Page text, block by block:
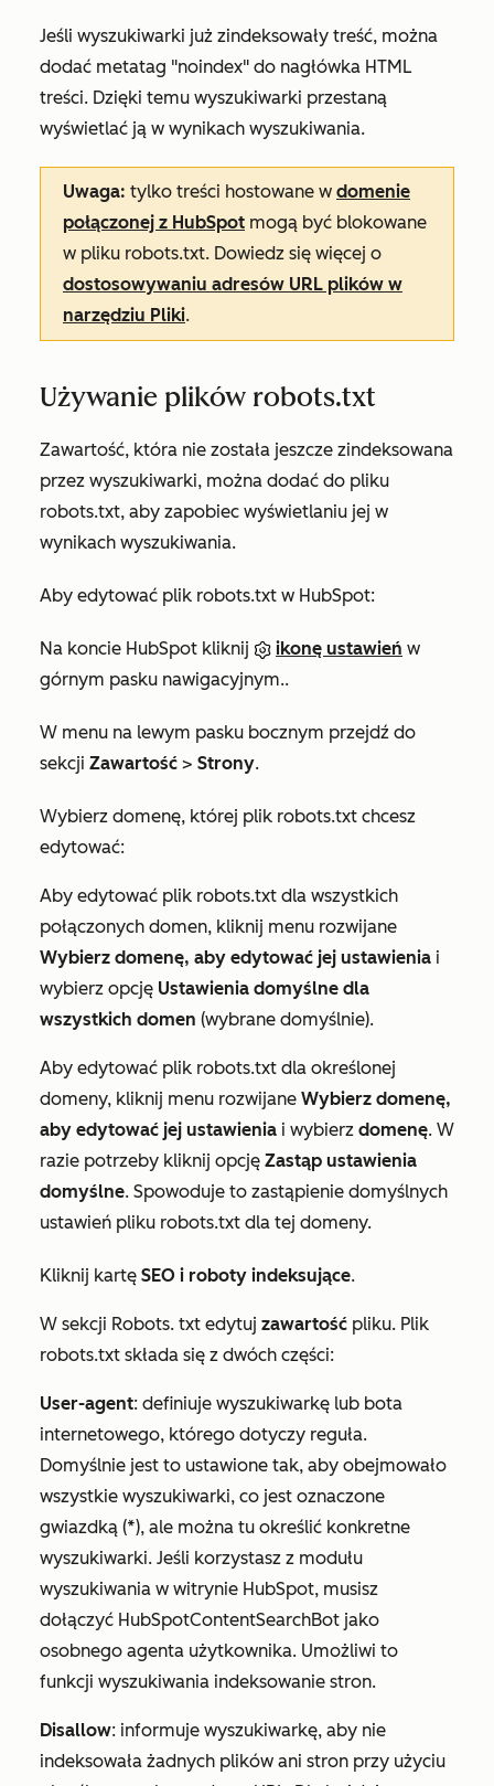
Jeśli wyszukiwarki już zindeksowały treść, można
dodać metatag "noindex" do nagłówka HTML
treści. Dzięki temu wyszukiwarki przestaną
wyświetlać ją w wynikach wyszukiwania.
Uwaga: tylko treści hostowane w domenie
połączonej z HubSpot mogą być blokowane
w pliku robots.txt. Dowiedz się więcej o
dostosowywaniu adresów URL plików w
narzędziu Pliki.
Używanie plików robots.txt
Zawartość, która nie została jeszcze zindeksowana
przez wyszukiwarki, można dodać do pliku
robots.txt, aby zapobiec wyświetlaniu jej w
wynikach wyszukiwania.
Aby edytować plik robots.txt w HubSpot:
Na koncie HubSpot kliknij ikonę ustawień w
górnym pasku nawigacyjnym..
W menu na lewym pasku bocznym przejdź do
sekcji Zawartość > Strony.
Wybierz domenę, której plik robots.txt chcesz
edytować:
Aby edytować plik robots.txt dla wszystkich
połączonych domen, kliknij menu rozwijane
Wybierz domenę, aby edytować jej ustawienia i
wybierz opcję Ustawienia domyślne dla
wszystkich domen (wybrane domyślnie).
Aby edytować plik robots.txt dla określonej
domeny, kliknij menu rozwijane Wybierz domenę,
aby edytować jej ustawienia i wybierz domenę. W
razie potrzeby kliknij opcję Zastąp ustawienia
domyślne. Spowoduje to zastąpienie domyślnych
ustawień pliku robots.txt dla tej domeny.
Kliknij kartę SEO i roboty indeksujące.
W sekcji Robots. txt edytuj zawartość pliku. Plik
robots.txt składa się z dwóch części:
User-agent: definiuje wyszukiwarkę lub bota
internetowego, którego dotyczy reguła.
Domyślnie jest to ustawione tak, aby obejmowało
wszystkie wyszukiwarki, co jest oznaczone
gwiazdką (*), ale można tu określić konkretne
wyszukiwarki. Jeśli korzystasz z modułu
wyszukiwania w witrynie HubSpot, musisz
dołączyć HubSpotContentSearchBot jako
osobnego agenta użytkownika. Umożliwi to
funkcji wyszukiwania indeksowanie stron.
Disallow: informuje wyszukiwarkę, aby nie
indeksowała żadnych plików ani stron przy użyciu